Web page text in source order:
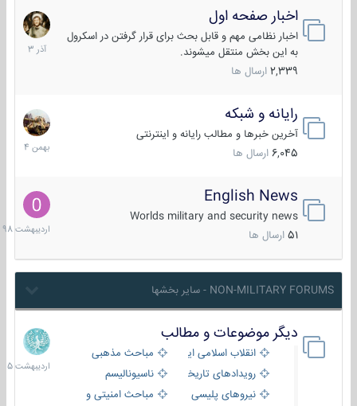
اخبار صفحه اول
اخبار نظامی مهم و قابل بحث برای قرار گرفتن در اسکرول
به این بخش منتقل میشوند.
2,339 ارسال ها
7
آذر
1403
رایانه و شبکه
آخرین خبرها و مطالب رایانه و اینترنتی
6,045 ارسال ها
30
بهمن
1404
English News
Worlds military and security news
51 ارسال ها
10
1398
NON-MILITARY FORUMS - سایر بخشها
دیگر موضوعات و مطالب
انقلاب اسلامی ایران
مباحث مذهبی
رویدادهای تاریخی و مذهبیناسیونالیسم
نیروهای پلیسی
مباحث امنیتی و اطلاعاتی
8
1405